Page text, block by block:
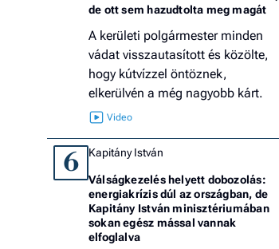
de ott sem hazudtolta meg magát
A kerületi polgármester minden
vádat visszautasított és közölte,
hogy kútvízzel öntöznek,
elkerülvén a még nagyobb kárt.
6 Kapitány István
Válságkezelés helyett dobozolás:
energiakrízis dúl az országban, de
Kapitány István minisztériumában
sokan egész mással vannak
elfoglalva